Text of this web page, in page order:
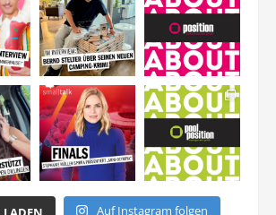
Auf Instagram folgen